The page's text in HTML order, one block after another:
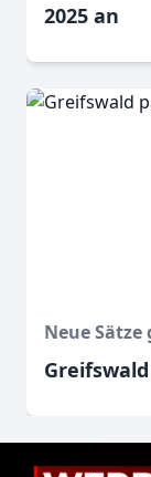
2025 an
Neue Sätze